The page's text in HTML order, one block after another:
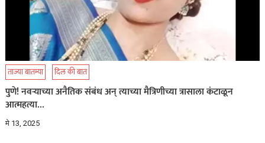
ताज्या बातम्या दिल की बात
पुणे! नवऱ्याच्या अनैतिक संबंध अन् त्याच्या मैत्रिणीच्या त्रासाला कंटाळून
आत्महत्या…
मे 13, 2025